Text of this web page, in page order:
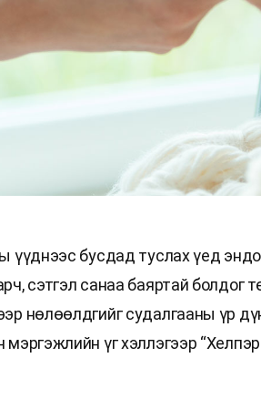
үүднээс бусдад туслах үед
сэтгэл санаа баяртай болдог
нөлөөлдгийг судалгааны үр
үг хэллэгээр